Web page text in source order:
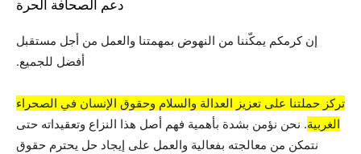
دعم الصحافة الحرة
إن كرمكم يمكّننا من النهوض بمهمتنا والعمل من أجل مستقبل
أفضل للجميع.
تركز حملتنا على تعزيز العدالة والسلام وحقوق الإنسان في الصحراء
الغربية. نحن نؤمن بشدة بأهمية فهم أصل هذا النزاع وتعقيداته حتى
نتمكن من معالجته بفعالية والعمل على إيجاد حل يحترم حقوق